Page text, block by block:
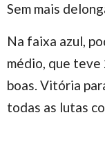
Sem mais
Na faixa azul,
médio, que teve
boas. Vitória
todas as lutas